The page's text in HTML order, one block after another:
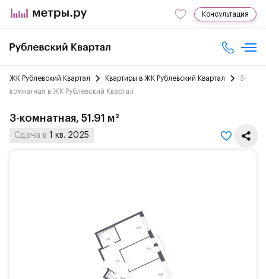
Консультация
ЖК Рублевский Квартал Квартиры в ЖК Рублевский Квартал
3-
комнатная в ЖК Рублевский Квартал
3-комнатная, 51.91 м²
Сдача в 1 кв. 2025